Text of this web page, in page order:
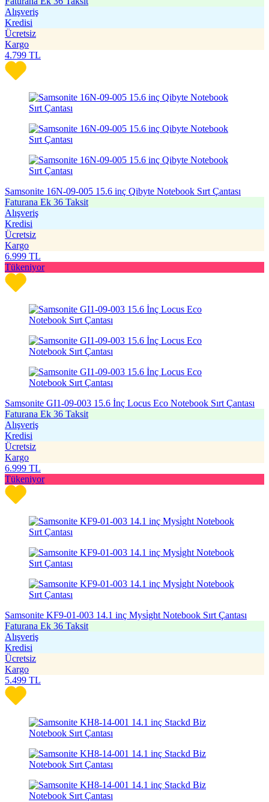
Alışveriş
Kredisi
Ücretsiz
Kargo
4.799 TL
Samsonite 16N-09-005 15.6 inç Qibyte Notebook Sırt Çantası
Faturana Ek 36 Taksit
Alışveriş
Kredisi
Ücretsiz
Kargo
6.999 TL
Tükeniyor
Samsonite GI1-09-003 15.6 İnç Locus Eco Notebook Sırt Çantası
Faturana Ek 36 Taksit
Alışveriş
Kredisi
Ücretsiz
Kargo
6.999 TL
Tükeniyor
Samsonite KF9-01-003 14.1 inç Mysi̇ght Notebook Sırt Çantası
Faturana Ek 36 Taksit
Alışveriş
Kredisi
Ücretsiz
Kargo
5.499 TL